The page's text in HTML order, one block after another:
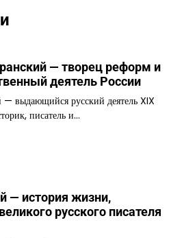
— творец реформ и
деятель России
выдающийся русский деятель XIX
писатель и…
— история жизни,
русского писателя